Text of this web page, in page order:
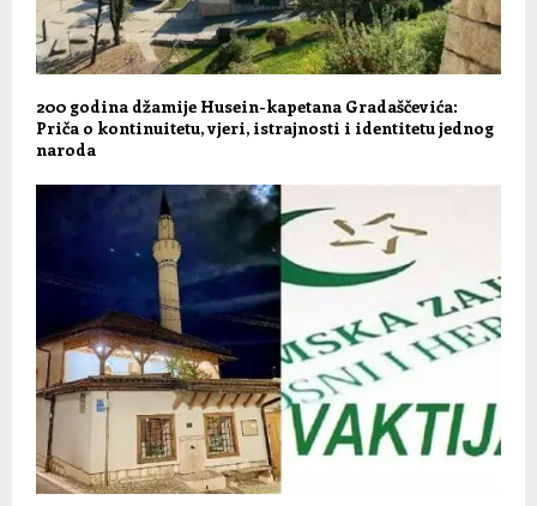
200 godina džamije Husein-kapetana Gradaščevića:
Priča o kontinuitetu, vjeri, istrajnosti i identitetu jednog
naroda